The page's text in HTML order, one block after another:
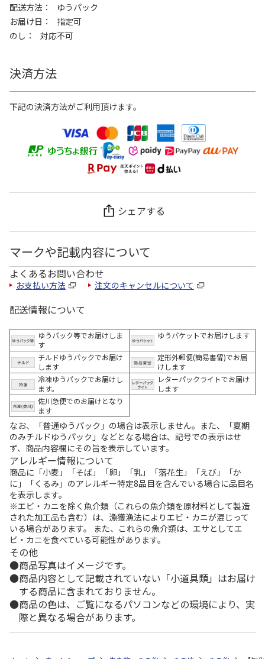
配送方法
ゆうパック
お届け日
指定可
のし
対応不可
決済方法
下記の決済方法がご利用頂けます。
シェアする
マークや記載内容について
よくあるお問い合わせ
お支払い方法 注文のキャンセルについて
配送情報について
ゆうパック等でお届けしま
す
ゆうパケットでお届けします
チルドゆうパックでお届け
します
定形外郵便(簡易書留)でお届
けします
冷凍ゆうパックでお届けし
ます。
レターパックライトでお届け
します
佐川急便でのお届けとなり
ます
なお、「普通ゆうパック」の場合は表示しません。また、「夏期
のみチルドゆうパック」などとなる場合は、記号での表示はせ
ず、商品内容欄にその旨を表示しています。
アレルギー情報について
商品に「小麦」「そば」「卵」「乳」「落花生」「えび」「か
に」「くるみ」のアレルギー特定8品目を含んでいる場合に品目名
を表示します。
※エビ・カニを除く魚介類（これらの魚介類を原材料として製造
された加工品も含む）は、漁獲漁法によりエビ・カニが混じって
いる場合があります。 また、これらの魚介類は、エサとしてエ
ビ・カニを食べている可能性があります。
その他
商品写真はイメージです。
商品内容として記載されていない「小道具類」はお届け
する商品に含まれておりません。
商品の色は、ご覧になるパソコンなどの環境により、実
際と異なる場合があります。